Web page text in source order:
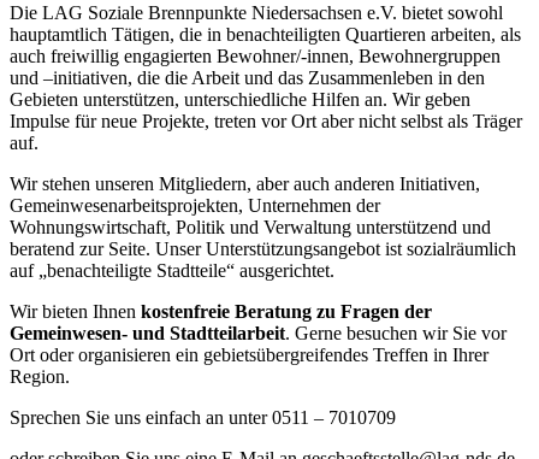
Die LAG Soziale Brennpunkte Niedersachsen e.V. bietet sowohl
hauptamtlich Tätigen, die in benachteiligten Quartieren arbeiten, als
auch freiwillig engagierten Bewohner/-innen, Bewohnergruppen
und –initiativen, die die Arbeit und das Zusammenleben in den
Gebieten unterstützen, unterschiedliche Hilfen an. Wir geben
Impulse für neue Projekte, treten vor Ort aber nicht selbst als Träger
auf.
Wir stehen unseren Mitgliedern, aber auch anderen Initiativen,
Gemeinwesenarbeitsprojekten, Unternehmen der
Wohnungswirtschaft, Politik und Verwaltung unterstützend und
beratend zur Seite. Unser Unterstützungsangebot ist sozialräumlich
auf „benachteiligte Stadtteile“ ausgerichtet.
Wir bieten Ihnen kostenfreie Beratung zu Fragen der
Gemeinwesen- und Stadtteilarbeit. Gerne besuchen wir Sie vor
Ort oder organisieren ein gebietsübergreifendes Treffen in Ihrer
Region.
Sprechen Sie uns einfach an unter 0511 – 7010709